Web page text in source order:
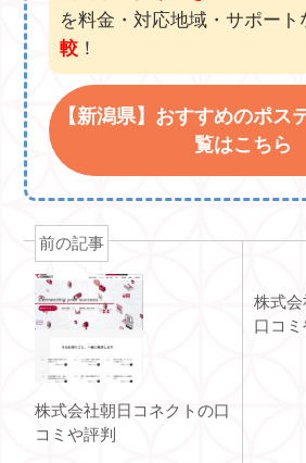
を料金・対応地域・サポート
較！
【新潟県】おすすめのポス
覧はこちら
前の記事
株式会社朝日コネクトの口
コミや評判
株式
口コミ